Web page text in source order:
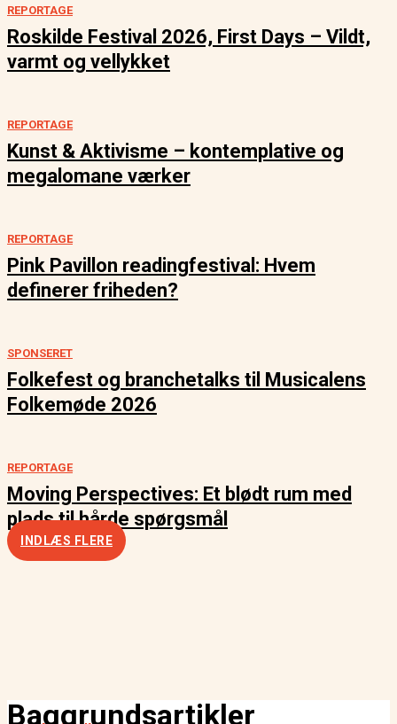
REPORTAGE
Roskilde Festival 2026, First Days – Vildt,
varmt og vellykket
REPORTAGE
Kunst & Aktivisme – kontemplative og
megalomane værker
REPORTAGE
Pink Pavillon readingfestival: Hvem
definerer friheden?
SPONSERET
Folkefest og branchetalks til Musicalens
Folkemøde 2026
REPORTAGE
Moving Perspectives: Et blødt rum med
plads til hårde spørgsmål
INDLÆS FLERE
Baggrundsartikler